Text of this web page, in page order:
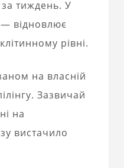
за тиждень. У
— відновлює
рівні.
на власній
Зазвичай
на
вистачило